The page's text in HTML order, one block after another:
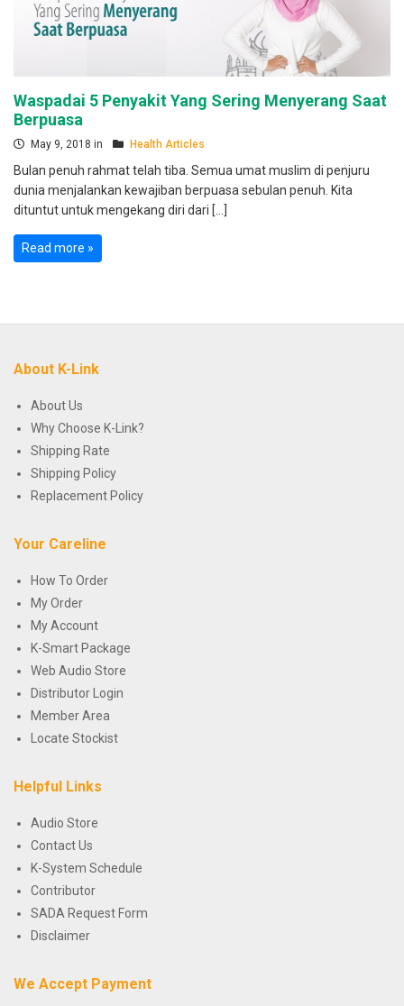
Waspadai 5 Penyakit Yang Sering Menyerang Saat
Berpuasa
May 9, 2018 in Health Articles
Bulan penuh rahmat telah tiba. Semua umat muslim di penjuru
dunia menjalankan kewajiban berpuasa sebulan penuh. Kita
dituntut untuk mengekang diri dari […]
Read more »
About K-Link
About Us
Why Choose K-Link?
Shipping Rate
Shipping Policy
Replacement Policy
Your Careline
How To Order
My Order
My Account
K-Smart Package
Web Audio Store
Distributor Login
Member Area
Locate Stockist
Helpful Links
Audio Store
Contact Us
K-System Schedule
Contributor
SADA Request Form
Disclaimer
We Accept Payment